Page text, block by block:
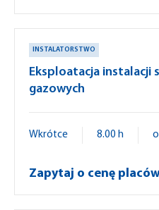
INSTALATORSTWO
Eksploatacja instalacji
gazowych
Wkrótce 8.00 h
Zapytaj o cenę